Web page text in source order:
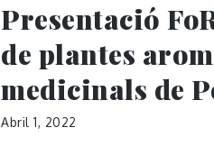
Presentació
de plantes
medicinals de
Abril 1, 2022